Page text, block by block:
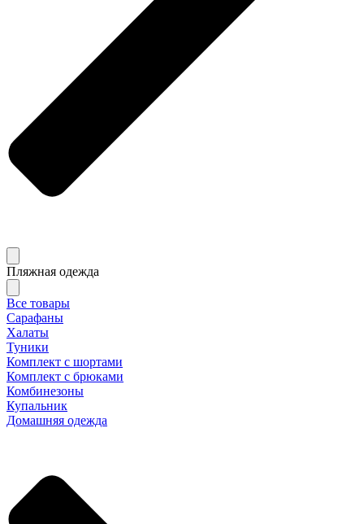
Пляжная одежда
Все товары
Сарафаны
Халаты
Туники
Комплект с шортами
Комплект с брюками
Комбинезоны
Купальник
Домашняя одежда